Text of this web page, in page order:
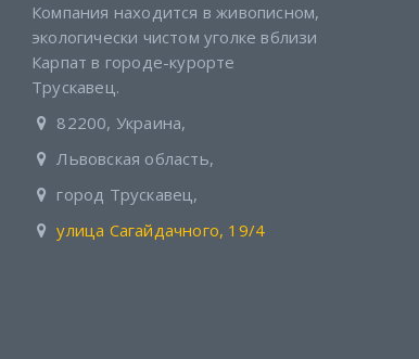
Компания находится в живописном,
экологически чистом уголке вблизи
Карпат в городе-курорте
Трускавец.
82200, Украина,
Львовская область,
город Трускавец,
улица Сагайдачного, 19/4